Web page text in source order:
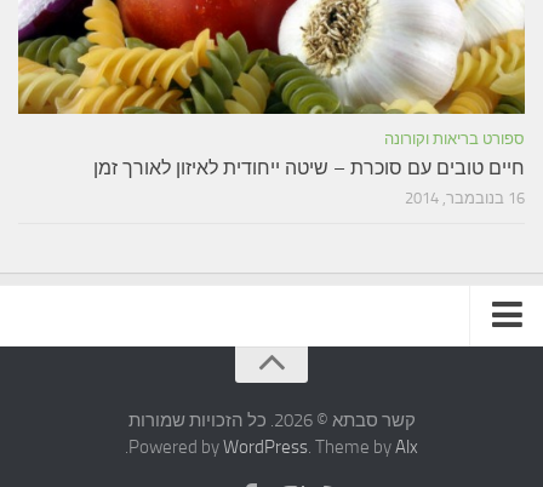
ספורט בריאות וקורונה
חיים טובים עם סוכרת – שיטה ייחודית לאיזון לאורך זמן
16 בנובמבר, 2014
קשר סבתא © 2026. כל הזכויות שמורות
Powered byWordPress. Theme byAlx
.